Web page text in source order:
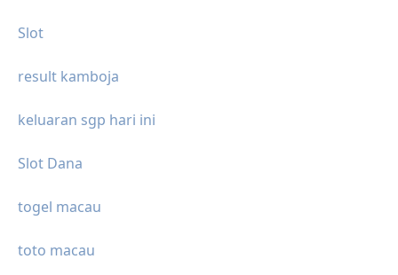
Slot
result kamboja
keluaran sgp hari ini
Slot Dana
togel macau
toto macau